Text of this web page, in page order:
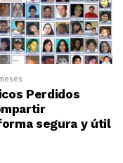
Perdidos
segura y útil